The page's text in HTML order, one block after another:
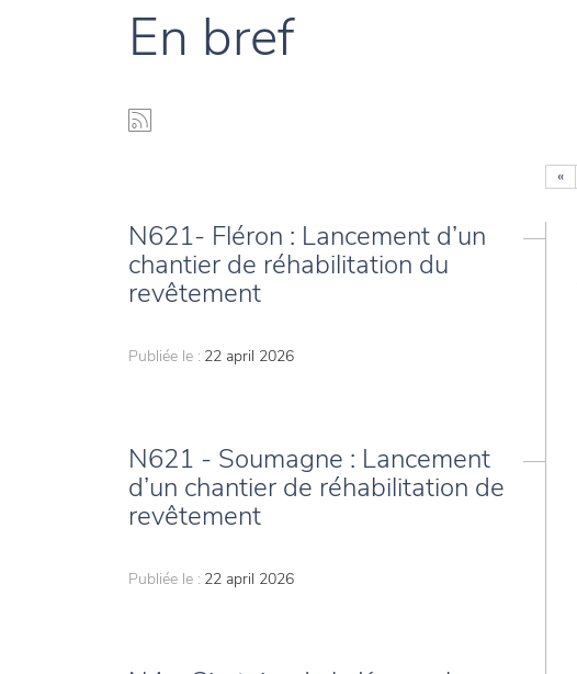
En bref
«
N621- Fléron : Lancement d’un
chantier de réhabilitation du
revêtement
Publiée le : 22 april 2026
N621 - Soumagne : Lancement
d’un chantier de réhabilitation de
revêtement
Publiée le : 22 april 2026